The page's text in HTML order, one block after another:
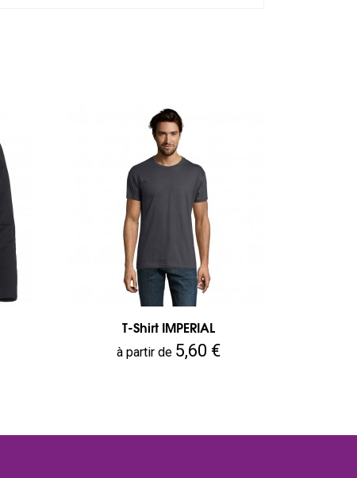
T-Shirt IMPERIAL
Prix
à partir de 5,60 €